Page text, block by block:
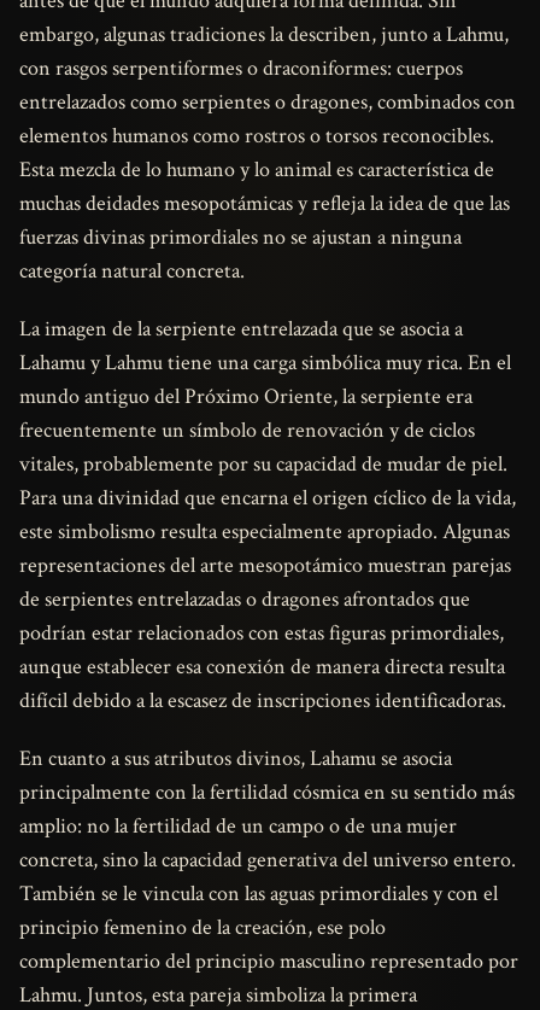
embargo, algunas tradiciones la describen, junto a Lahmu,
con rasgos serpentiformes o draconiformes: cuerpos
entrelazados como serpientes o dragones, combinados con
elementos humanos como rostros o torsos reconocibles.
Esta mezcla de lo humano y lo animal es característica de
muchas deidades mesopotámicas y refleja la idea de que las
fuerzas divinas primordiales no se ajustan a ninguna
categoría natural concreta.
La imagen de la serpiente entrelazada que se asocia a
Lahamu y Lahmu tiene una carga simbólica muy rica. En el
mundo antiguo del Próximo Oriente, la serpiente era
frecuentemente un símbolo de renovación y de ciclos
vitales, probablemente por su capacidad de mudar de piel.
Para una divinidad que encarna el origen cíclico de la vida,
este simbolismo resulta especialmente apropiado. Algunas
representaciones del arte mesopotámico muestran parejas
de serpientes entrelazadas o dragones afrontados que
podrían estar relacionados con estas figuras primordiales,
aunque establecer esa conexión de manera directa resulta
difícil debido a la escasez de inscripciones identificadoras.
En cuanto a sus atributos divinos, Lahamu se asocia
principalmente con la fertilidad cósmica en su sentido más
amplio: no la fertilidad de un campo o de una mujer
concreta, sino la capacidad generativa del universo entero.
También se le vincula con las aguas primordiales y con el
principio femenino de la creación, ese polo
complementario del principio masculino representado por
Lahmu. Juntos, esta pareja simboliza la primera